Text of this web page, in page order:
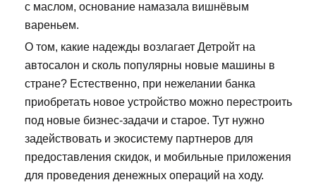
с маслом, основание намазала вишнёвым
вареньем.
О том, какие надежды возлагает Детройт на
автосалон и сколь популярны новые машины в
стране? Естественно, при нежелании банка
приобретать новое устройство можно перестроить
под новые бизнес-задачи и старое. Тут нужно
задействовать и экосистему партнеров для
предоставления скидок, и мобильные приложения
для проведения денежных операций на ходу.